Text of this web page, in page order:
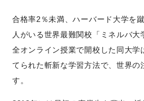
合格率2％未満、ハーバード大学を
人がいる世界最難関校「ミネルバ大
全オンライン授業で開校した同大学
てられた斬新な学習方法で、世界の
す。